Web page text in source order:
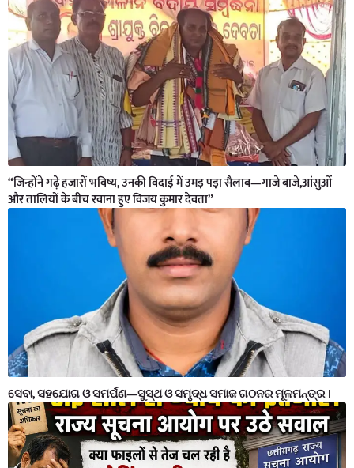
“जिन्होंने गढ़े हजारों भविष्य, उनकी विदाई में उमड़ पड़ा सैलाब—गाजे बाजे,आंसुओं
और तालियों के बीच रवाना हुए विजय कुमार देवता”
ସେବା, ସହଯୋଗ ଓ ସମର୍ପଣ—ସୁସ୍ଥ ଓ ସମୃଦ୍ଧ ସମାଜ ଗଠନର ମୂଳମନ୍ତ୍ର ।